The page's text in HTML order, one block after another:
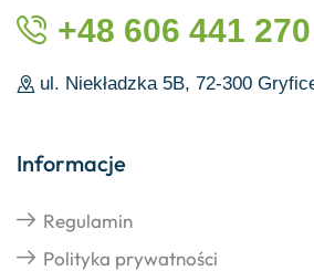
+48 606 441 270
ul. Niekładzka 5B, 72-300
Informacje
Regulamin
Polityka prywatności